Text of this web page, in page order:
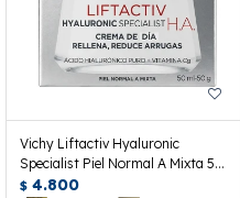
Vichy Liftactiv Hyaluronic
Specialist Piel Normal A Mixta 50
Ml.
$ 4.800